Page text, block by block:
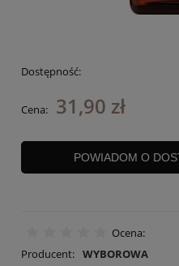
Dostępność:
Cena: 31,90 zł
POWIADOM O
Ocena:
Producent: WYBOROWA